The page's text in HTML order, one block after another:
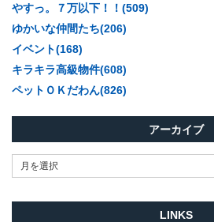
やすっ。７万以下！！(509)
ゆかいな仲間たち(206)
イベント(168)
キラキラ高級物件(608)
ペットＯＫだわん(826)
アーカイブ
月を選択
LINKS